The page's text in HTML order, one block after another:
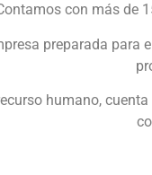
con más de
preparada
humano,